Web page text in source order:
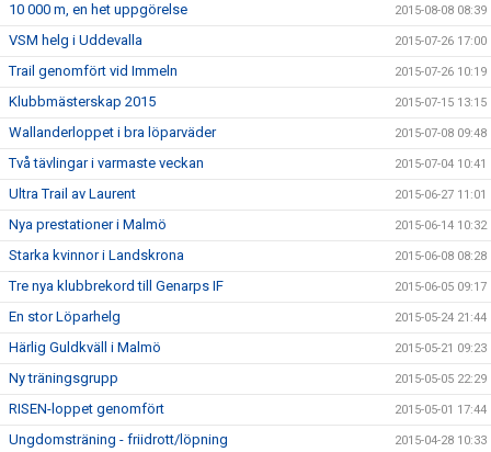
10 000 m, en het uppgörelse 2015-08-08 08:39
VSM helg i Uddevalla 2015-07-26 17:00
Trail genomfört vid Immeln 2015-07-26 10:19
Klubbmästerskap 2015 2015-07-15 13:15
Wallanderloppet i bra löparväder 2015-07-08 09:48
Två tävlingar i varmaste veckan 2015-07-04 10:41
Ultra Trail av Laurent 2015-06-27 11:01
Nya prestationer i Malmö 2015-06-14 10:32
Starka kvinnor i Landskrona 2015-06-08 08:28
Tre nya klubbrekord till Genarps IF 2015-06-05 09:17
En stor Löparhelg 2015-05-24 21:44
Härlig Guldkväll i Malmö 2015-05-21 09:23
Ny träningsgrupp 2015-05-05 22:29
RISEN-loppet genomfört 2015-05-01 17:44
Ungdomsträning - friidrott/löpning 2015-04-28 10:33